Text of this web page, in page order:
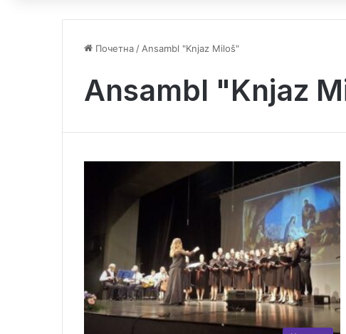
Почетна / Аnsambl "Knjaz Miloš"
Аnsambl "Knjaz